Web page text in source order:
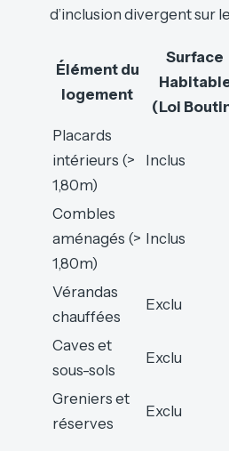
d’inclusion divergent sur
Élément du
logement
Surface
(Loi
Placards
intérieurs (>
1,80m)
Inclus
Combles
aménagés (>
1,80m)
Inclus
Vérandas
chauffées
Exclu
Caves et
sous-sols
Exclu
Greniers et
réserves
Exclu